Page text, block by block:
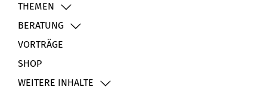
THEMEN
BERATUNG
VORTRÄGE
SHOP
WEITERE INHALTE